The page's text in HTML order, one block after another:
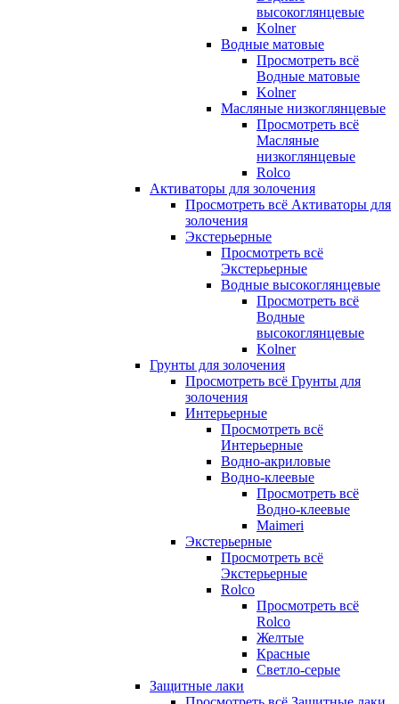
высокоглянцевые
Kolner
Водные матовые
Просмотреть всё
Водные матовые
Kolner
Масляные низкоглянцевые
Просмотреть всё
Масляные
низкоглянцевые
Rolco
Активаторы для золочения
Просмотреть всё Активаторы для
золочения
Экстерьерные
Просмотреть всё
Экстерьерные
Водные высокоглянцевые
Просмотреть всё
Водные
высокоглянцевые
Kolner
Грунты для золочения
Просмотреть всё Грунты для
золочения
Интерьерные
Просмотреть всё
Интерьерные
Водно-акриловые
Водно-клеевые
Просмотреть всё
Водно-клеевые
Maimeri
Экстерьерные
Просмотреть всё
Экстерьерные
Rolco
Просмотреть всё
Rolco
Желтые
Красные
Светло-серые
Защитные лаки